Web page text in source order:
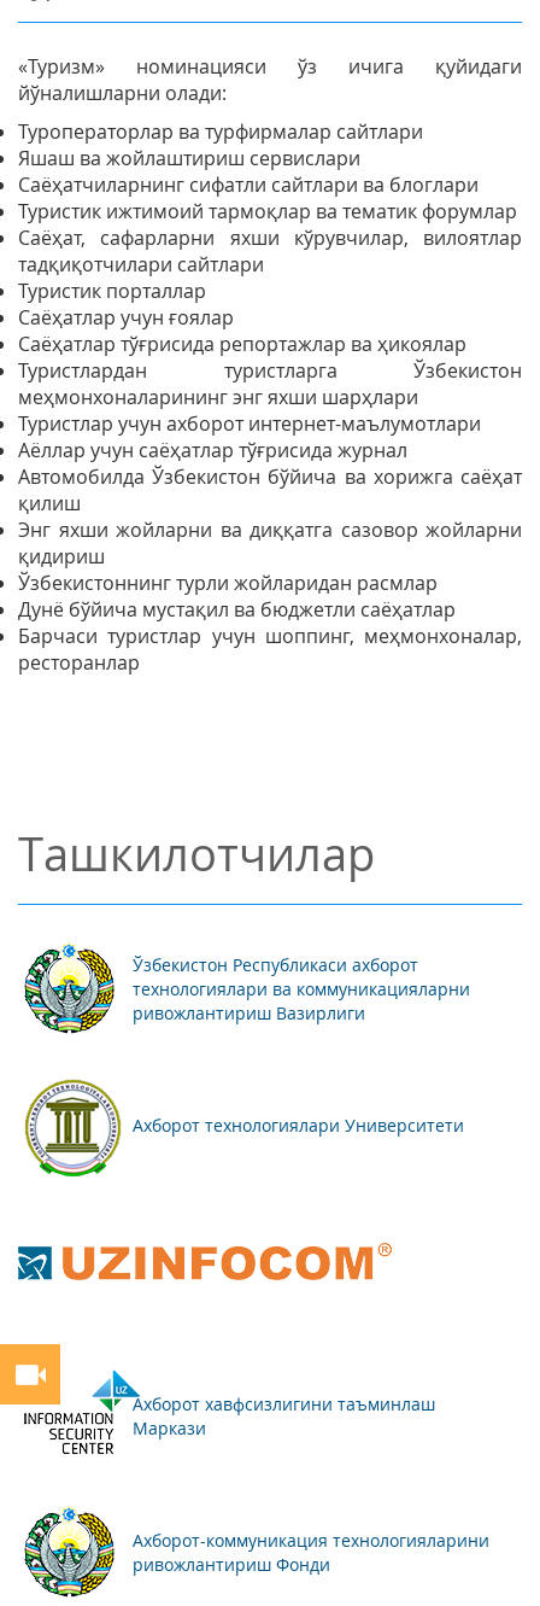
«Туризм» номинацияси ўз ичига қуйидаги
йўналишларни олади:
Туроператорлар ва турфирмалар сайтлари
Яшаш ва жойлаштириш сервислари
Саёҳатчиларнинг сифатли сайтлари ва блоглари
Туристик ижтимоий тармоқлар ва тематик форумлар
Саёҳат, сафарларни яхши кўрувчилар, вилоятлар
тадқиқотчилари сайтлари
Туристик порталлар
Саёҳатлар учун ғоялар
Саёҳатлар тўғрисида репортажлар ва ҳикоялар
Туристлардан туристларга Ўзбекистон
меҳмонхоналарининг энг яхши шарҳлари
Туристлар учун ахборот интернет-маълумотлари
Аёллар учун саёҳатлар тўғрисида журнал
Автомобилда Ўзбекистон бўйича ва хорижга саёҳат
қилиш
Энг яхши жойларни ва диққатга сазовор жойларни
қидириш
Ўзбекистоннинг турли жойларидан расмлар
Дунё бўйича мустақил ва бюджетли саёҳатлар
Барчаси туристлар учун шоппинг, меҳмонхоналар,
ресторанлар
Ташкилотчилар
Ўзбекистон Республикаси ахборот
технологиялари ва коммуникацияларни
ривожлантириш Вазирлиги
Ахборот технологиялари Университети
Ахборот хавфсизлигини таъминлаш
Маркази
Ахборот-коммуникация технологияларини
ривожлантириш Фонди